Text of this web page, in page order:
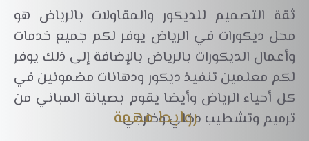
ثقة التصميم للديكور والمقاولات بالرياض هو
محل ديكورات في الرياض يوفر لكم جميع خدمات
وأعمال الديكورات بالرياض بالإضافة إلى ذلك يوفر
لكم معلمين تنفيذ ديكور ودهانات مضمونين في
كل أحياء الرياض وأيضا يقوم بصيانة المباني من
ترميم وتشطيب دخلي وخارجي.
روابط مهمة